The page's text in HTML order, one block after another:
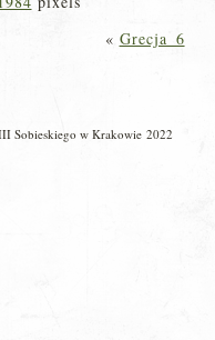
« Grecja_6
Sobieskiego w Krakowie 2022